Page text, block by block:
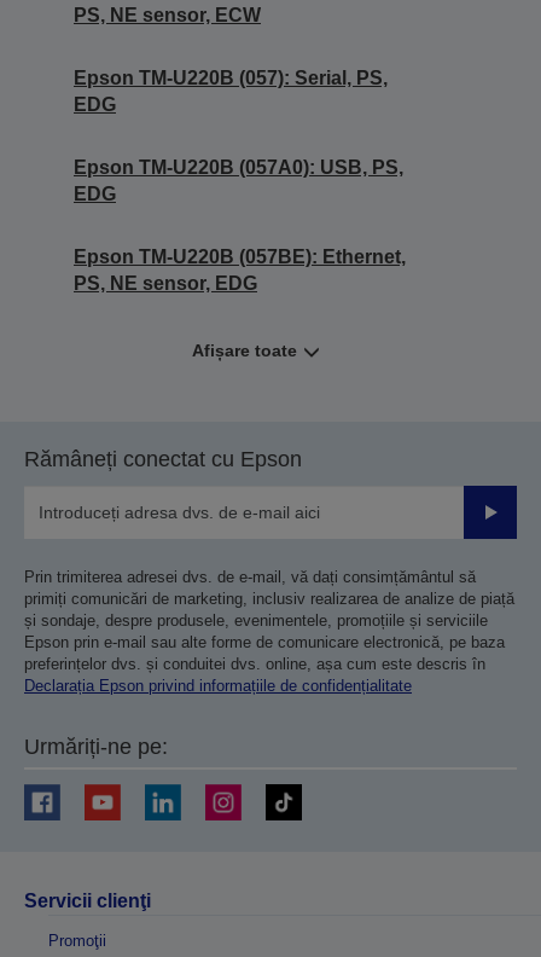
PS, NE sensor, ECW
Epson TM-U220B (057): Serial, PS,
EDG
Epson TM-U220B (057A0): USB, PS,
EDG
Epson TM-U220B (057BE): Ethernet,
PS, NE sensor, EDG
Afișare toate
Rămâneți conectat cu Epson
Prin trimiterea adresei dvs. de e-mail, vă dați consimțământul să
primiți comunicări de marketing, inclusiv realizarea de analize de piață
și sondaje, despre produsele, evenimentele, promoțiile și serviciile
Epson prin e-mail sau alte forme de comunicare electronică, pe baza
preferințelor dvs. și conduitei dvs. online, așa cum este descris în
Declarația Epson privind informațiile de confidențialitate
Urmăriți-ne pe:
Servicii clienţi
Promoţii